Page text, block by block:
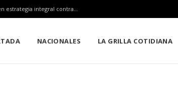
Claudia Sheinbaum, Mara Lezama y Estefanía Mercado fortalecen estrategia integral contra el sargazo
NACIONALES LA GRILLA COTIDIANA